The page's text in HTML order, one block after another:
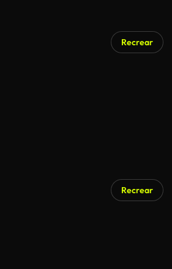
Recrear
Recrear